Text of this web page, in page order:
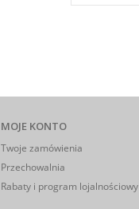
MOJE KONTO
Twoje zamówienia
Przechowalnia
Rabaty i program lojalnościowy